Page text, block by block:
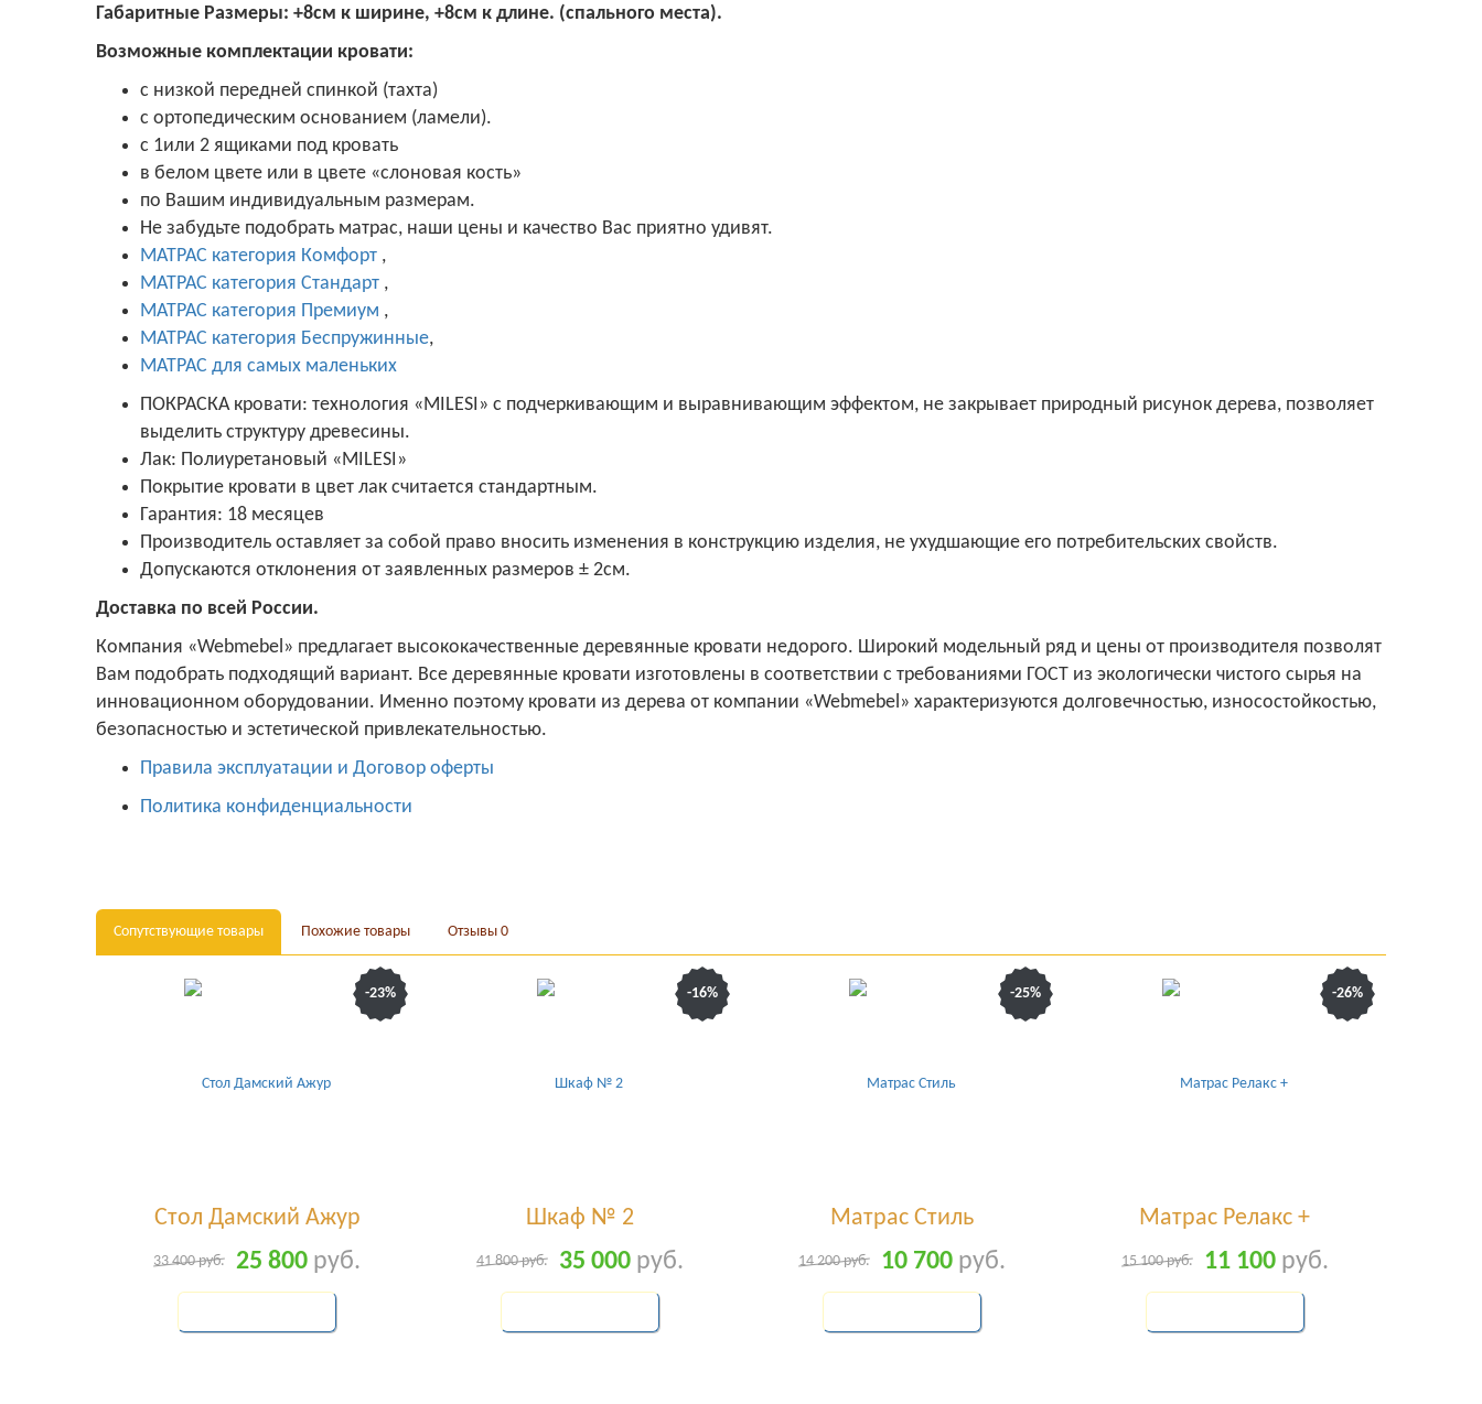
Габаритные Размеры: +8см к ширине, +8см к длине. (спального места).
Возможные комплектации кровати:
с низкой передней спинкой (тахта)
с ортопедическим основанием (ламели).
с 1или 2 ящиками под кровать
в белом цвете или в цвете «слоновая кость»
по Вашим индивидуальным размерам.
Не забудьте подобрать матрас, наши цены и качество Вас приятно удивят.
МАТРАС категория Комфорт ,
МАТРАС категория Стандарт ,
МАТРАС категория Премиум ,
МАТРАС категория Беспружинные,
МАТРАС для самых маленьких
ПОКРАСКА кровати: технология «MILESI» с подчеркивающим и выравнивающим эффектом, не закрывает природный рисунок дерева, позволяет
выделить структуру древесины.
Лак: Полиуретановый «MILESI»
Покрытие кровати в цвет лак считается стандартным.
Гарантия: 18 месяцев
Производитель оставляет за собой право вносить изменения в конструкцию изделия, не ухудшающие его потребительских свойств.
Допускаются отклонения от заявленных размеров ± 2см.
Доставка по всей России.
Компания «Webmebel» предлагает высококачественные деревянные кровати недорого. Широкий модельный ряд и цены от производителя позволят
Вам подобрать подходящий вариант. Все деревянные кровати изготовлены в соответствии с требованиями ГОСТ из экологически чистого сырья на
инновационном оборудовании. Именно поэтому кровати из дерева от компании «Webmebel» характеризуются долговечностью, износостойкостью,
безопасностью и эстетической привлекательностью.
Правила эксплуатации и Договор оферты
Политика конфиденциальности
Сопутствующие товары Похожие товары Отзывы 0
Стол Дамский Ажур
33 400руб. 25 800 руб.
-23%
Шкаф № 2
41 800руб. 35 000руб.
-16%
Матрас Стиль
14 200руб. 10 700 руб.
-25%
Матрас Релакс +
15 100руб. 11 100руб.
-26%